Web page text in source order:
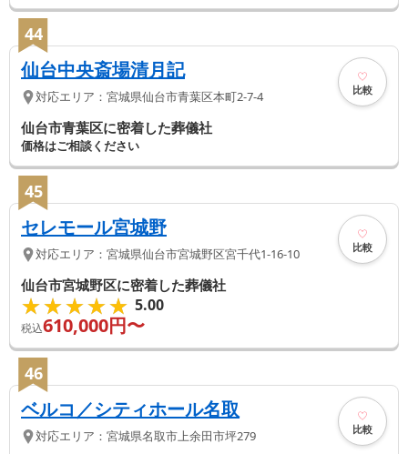
44
仙台中央斎場清月記
対応エリア： 宮城県仙台市青葉区本町2-7-4 比較
仙台市青葉区に密着した葬儀社
価格はご相談ください
45
セレモール宮城野
対応エリア： 宮城県仙台市宮城野区宮千代1-16-10 比較
仙台市宮城野区に密着した葬儀社
★★★★★
★★★★★ 5.00
税込610,000円〜
46
ベルコ／シティホール名取
対応エリア： 宮城県名取市上余田市坪279 比較